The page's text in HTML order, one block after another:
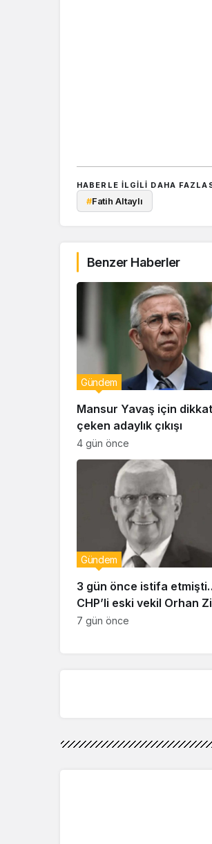
HABERLE ILGILI DAHA
#Fatih Altaylı
Benzer Haberler
Mansur Yavaş için dikkat
çeken adaylık çıkışı
Gündem
4 gün önce
3 gün önce istifa
CHP’li eski vekil Orhan
Diren hayatını kaybetti!
Gündem
7 gün önce